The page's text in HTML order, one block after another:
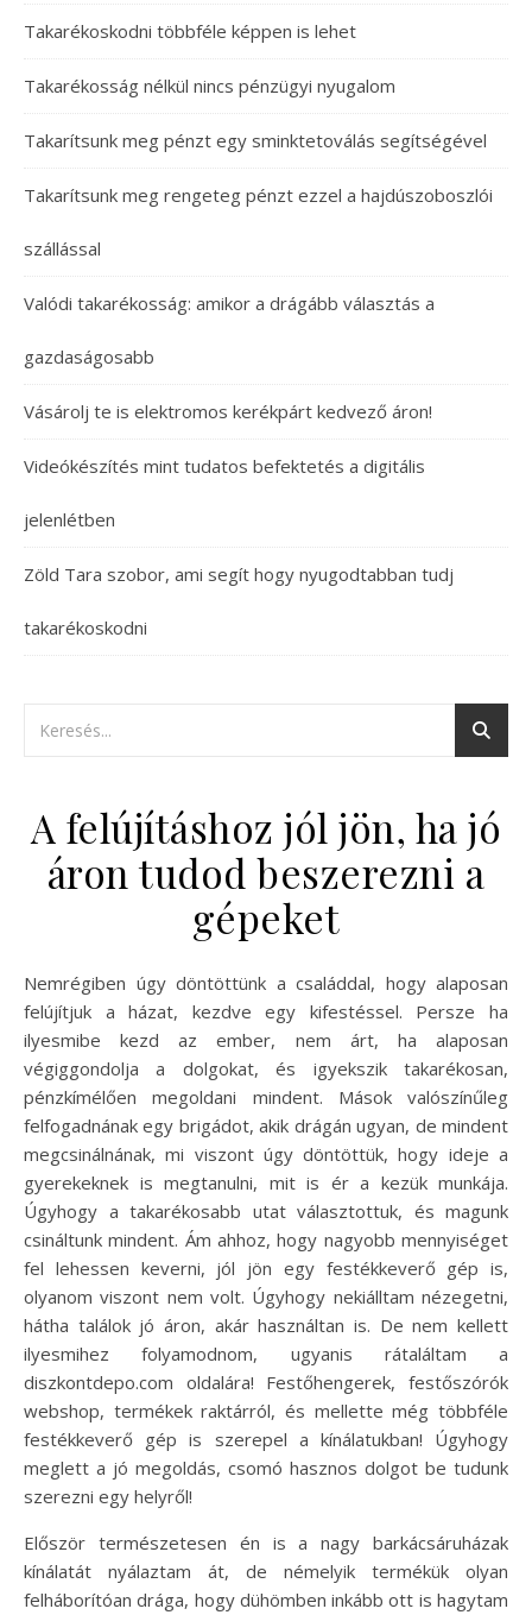
Takarékoskodni többféle képpen is lehet
Takarékosság nélkül nincs pénzügyi nyugalom
Takarítsunk meg pénzt egy sminktetoválás segítségével
Takarítsunk meg rengeteg pénzt ezzel a hajdúszoboszlói
szállással
Valódi takarékosság: amikor a drágább választás a
gazdaságosabb
Vásárolj te is elektromos kerékpárt kedvező áron!
Videókészítés mint tudatos befektetés a digitális
jelenlétben
Zöld Tara szobor, ami segít hogy nyugodtabban tudj
takarékoskodni
A felújításhoz jól jön, ha jó
áron tudod beszerezni a
gépeket
Nemrégiben úgy döntöttünk a családdal, hogy alaposan
felújítjuk a házat, kezdve egy kifestéssel. Persze ha
ilyesmibe kezd az ember, nem árt, ha alaposan
végiggondolja a dolgokat, és igyekszik takarékosan,
pénzkímélően megoldani mindent. Mások valószínűleg
felfogadnának egy brigádot, akik drágán ugyan, de mindent
megcsinálnának, mi viszont úgy döntöttük, hogy ideje a
gyerekeknek is megtanulni, mit is ér a kezük munkája.
Úgyhogy a takarékosabb utat választottuk, és magunk
csináltunk mindent. Ám ahhoz, hogy nagyobb mennyiséget
fel lehessen keverni, jól jön egy festékkeverő gép is,
olyanom viszont nem volt. Úgyhogy nekiálltam nézegetni,
hátha találok jó áron, akár használtan is. De nem kellett
ilyesmihez folyamodnom, ugyanis rátaláltam a
diszkontdepo.com oldalára! Festőhengerek, festőszórók
webshop, termékek raktárról, és mellette még többféle
festékkeverő gép is szerepel a kínálatukban! Úgyhogy
meglett a jó megoldás, csomó hasznos dolgot be tudunk
szerezni egy helyről!
Először természetesen én is a nagy barkácsáruházak
kínálatát nyálaztam át, de némelyik termékük olyan
felháborítóan drága, hogy dühömben inkább ott is hagytam